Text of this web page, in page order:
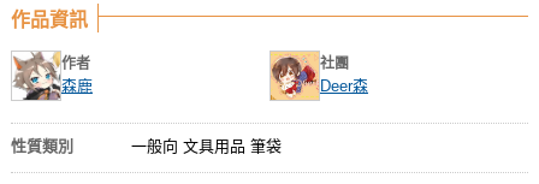
作品資訊
作者
森鹿
社團
Deer森
性質類別 一般向 文具用品 筆袋